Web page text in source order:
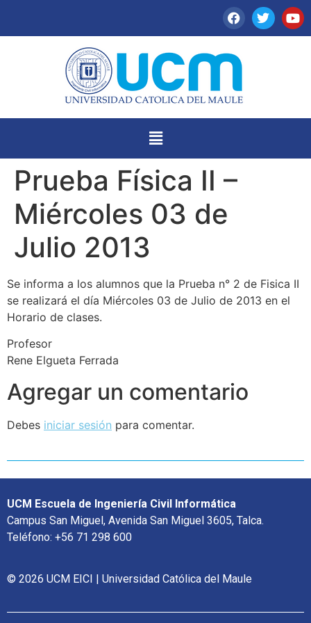
Prueba Física II –
Miércoles 03 de
Julio 2013
Se informa a los alumnos que la Prueba n° 2 de Fisica II
se realizará el día Miércoles 03 de Julio de 2013 en el
Horario de clases.
Profesor
Rene Elgueta Ferrada
Agregar un comentario
Debes iniciar sesión para comentar.
UCM Escuela de Ingeniería Civil Informática
Campus San Miguel, Avenida San Miguel 3605, Talca.
Teléfono: +56 71 298 600
© 2026 UCM EICI | Universidad Católica del Maule